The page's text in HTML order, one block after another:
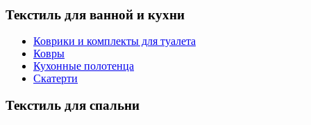
Текстиль для ванной и кухни
Коврики и комплекты для туалета
Ковры
Кухонные полотенца
Скатерти
Текстиль для спальни